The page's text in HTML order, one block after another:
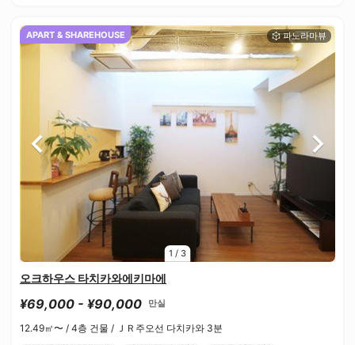
1 / 3
APART & SHAREHOUSE
오크하우스 타치카와에키마에
¥69,000 - ¥90,000 만실
12.49㎡〜 / 4층 건물 / ＪＲ주오선 다치카와 3분